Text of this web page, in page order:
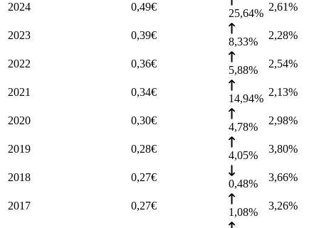
2024
0,49€
25,64%
2,61%
2023 0,39€
8,33%
2,28%
2022 0,36€
5,88%
2,54%
2021 0,34€
14,94%
2,13%
2020 0,30€
4,78%
2,98%
2019 0,28€
4,05%
3,80%
2018 0,27€
0,48%
3,66%
2017 0,27€
1,08%
3,26%